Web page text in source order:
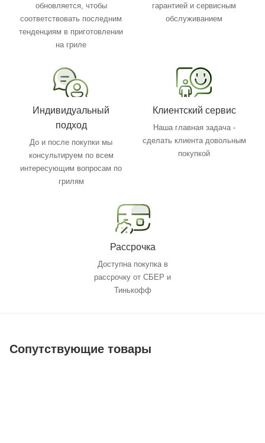
обновляется, чтобы
соответствовать последним
тенденциям в приготовлении
на гриле
гарантией и сервисным
обслуживанием
Индивидуальный
подход
До и после покупки мы
консультируем по всем
интересующим вопросам по
грилям
Клиентский сервис
Наша главная задача -
сделать клиента довольным
покупкой
Рассрочка
Доступна покупка в
рассрочку от СБЕР и
Тинькофф
Сопутствующие товары